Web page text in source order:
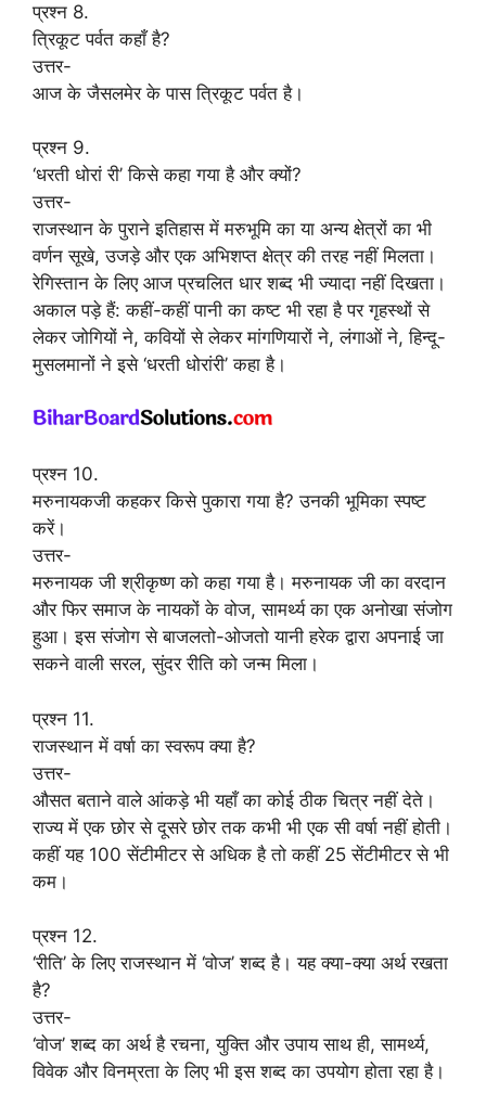
प्रश्न 8.
त्रिकूट पर्वत कहाँ है?
उत्तर-
आज के जैसलमेर के पास त्रिकूट पर्वत है।
प्रश्न 9.
‘धरती धोरां री’ किसे कहा गया है और क्यों?
उत्तर-
राजस्थान के पुराने इतिहास में मरुभूमि का या अन्य क्षेत्रों का भी
वर्णन सूखे, उजड़े और एक अभिशप्त क्षेत्र की तरह नहीं मिलता।
रेगिस्तान के लिए आज प्रचलित धार शब्द भी ज्यादा नहीं दिखता।
अकाल पड़े हैं: कहीं-कहीं पानी का कष्ट भी रहा है पर गृहस्थों से
लेकर जोगियों ने, कवियों से लेकर मांगणियारों ने, लंगाओं ने, हिन्दू-
मुसलमानों ने इसे ‘धरती धोरांरी’ कहा है।
प्रश्न 10.
मरुनायकजी कहकर किसे पुकारा गया है? उनकी भूमिका स्पष्ट
करें।
उत्तर-
मरुनायक जी श्रीकृष्ण को कहा गया है। मरुनायक जी का वरदान
और फिर समाज के नायकों के वोज, सामर्थ्य का एक अनोखा संजोग
हुआ। इस संजोग से बाजलतो-ओजतो यानी हरेक द्वारा अपनाई जा
सकने वाली सरल, सुंदर रीति को जन्म मिला।
प्रश्न 11.
राजस्थान में वर्षा का स्वरूप क्या है?
उत्तर-
औसत बताने वाले आंकड़े भी यहाँ का कोई ठीक चित्र नहीं देते।
राज्य में एक छोर से दूसरे छोर तक कभी भी एक सी वर्षा नहीं होती।
कहीं यह 100 सेंटीमीटर से अधिक है तो कहीं 25 सेंटीमीटर से भी
कम।
प्रश्न 12.
‘रीति’ के लिए राजस्थान में ‘वोज’ शब्द है। यह क्या-क्या अर्थ रखता
है?
उत्तर-
‘वोज’ शब्द का अर्थ है रचना, युक्ति और उपाय साथ ही, सामर्थ्य,
विवेक और विनम्रता के लिए भी इस शब्द का उपयोग होता रहा है।